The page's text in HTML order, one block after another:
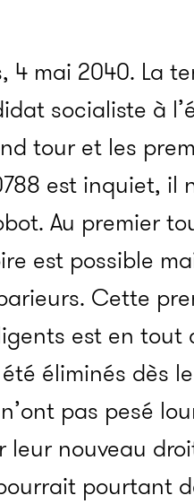
4 mai 2040. La
socialiste à
tour et les
est inquiet, il
Au premier
est possible
Cette
est en tout
éliminés dès
n’ont pas pesé
leur nouveau
pourtant